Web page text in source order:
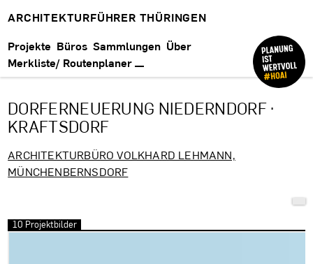
ARCHITEKTURFÜHRER THÜRINGEN
Projekte Büros Sammlungen Über
Merkliste/ Routenplaner
DORFERNEUERUNG NIEDERNDORF ·
KRAFTSDORF
ARCHITEKTURBÜRO VOLKHARD LEHMANN,
MÜNCHENBERNSDORF
10 Projektbilder
Bilder überspringen